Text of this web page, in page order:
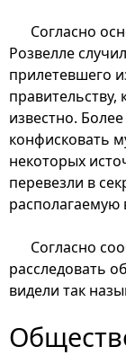
Согласно
Розвелле
прилетевшего
правительству,
известно.
конфисковать
некоторых
перевезли в
располагаемую
Согласно
расследовать
видели так